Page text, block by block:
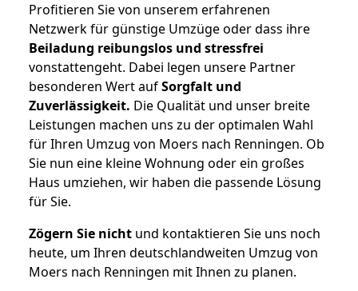
Profitieren Sie von unserem erfahrenen
Netzwerk für günstige Umzüge oder dass ihre
Beiladung reibungslos und stressfrei
vonstattengeht. Dabei legen unsere Partner
besonderen Wert aufSorgfalt und
Zuverlässigkeit. Die Qualität und unser breite
Leistungen machen uns zu der optimalen Wahl
für Ihren Umzug von Moers nach Renningen. Ob
Sie nun eine kleine Wohnung oder ein großes
Haus umziehen, wir haben die passende Lösung
für Sie.
Zögern Sie nicht und kontaktieren Sie uns noch
heute, um Ihren deutschlandweiten Umzug von
Moers nach Renningen mit Ihnen zu planen.